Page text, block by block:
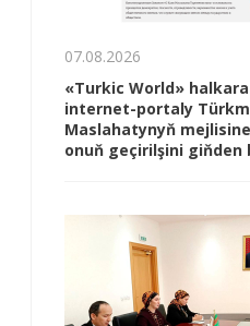
07.08.2026
«Turkic World»
internet-portaly
Maslahatynyň
onuň geçirilşini giňden